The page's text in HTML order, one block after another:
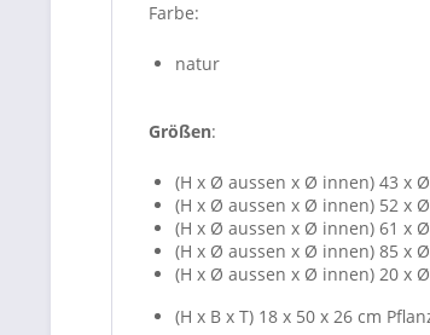
Farbe:
natur
Größen:
(H x Ø aussen x Ø innen) 43 x
(H x Ø aussen x Ø innen) 52 x
(H x Ø aussen x Ø innen) 61 x
(H x Ø aussen x Ø innen) 85 x
(H x Ø aussen x Ø innen) 20 x
(H x B x T) 18 x 50 x 26 cm